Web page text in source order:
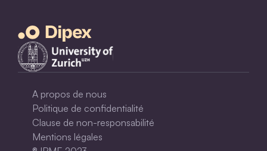
A propos de nous
Politique de confidentialité
Clause de non-responsabilité
Mentions légales